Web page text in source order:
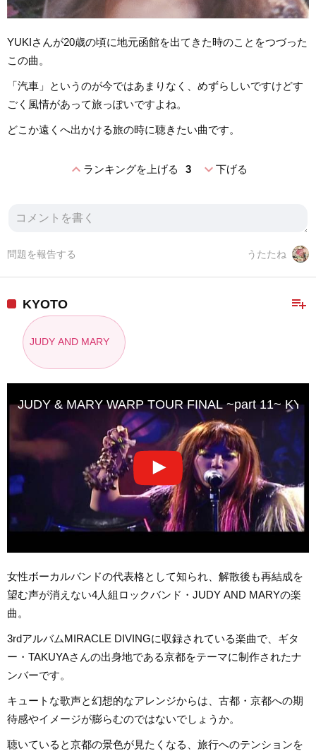
YUKIさんが20歳の頃に地元函館を出てきた時のことをつづった
この曲。
「汽車」というのが今ではあまりなく、めずらしいですけどす
ごく風情があって旅っぽいですよね。
どこか遠くへ出かける旅の時に聴きたい曲です。
expand_lessランキングを上げる 3 expand_more下げる
うたたね
問題を報告する
playlist_add
KYOTO
JUDY AND MARY
JUDY & MARY WARP TOUR FINAL ~part 11~
女性ボーカルバンドの代表格として知られ、解散後も再結成を
望む声が消えない4人組ロックバンド・JUDY AND MARYの楽
曲。
3rdアルバムMIRACLE DIVINGに収録されている楽曲で、ギタ
ー・TAKUYAさんの出身地である京都をテーマに制作されたナ
ンバーです。
キュートな歌声と幻想的なアレンジからは、古都・京都への期
待感やイメージが膨らむのではないでしょうか。
聴いていると京都の景色が見たくなる、旅行へのテンションを